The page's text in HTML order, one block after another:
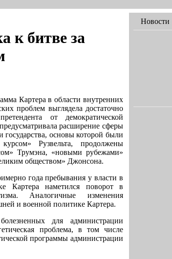
к битве за
Картера в области внутренних
проблем выглядела достаточно
от демократической
расширение сферы
государства, основы которой были
Рузвельта, продолжены
Трумэна, «новыми рубежами»
обществом» Джонсона.
года пребывания у власти в
Картера наметился поворот в
Аналогичные изменения
и военной политике Картера.
для администрации
проблема, в том числе
программы администрации
Новости